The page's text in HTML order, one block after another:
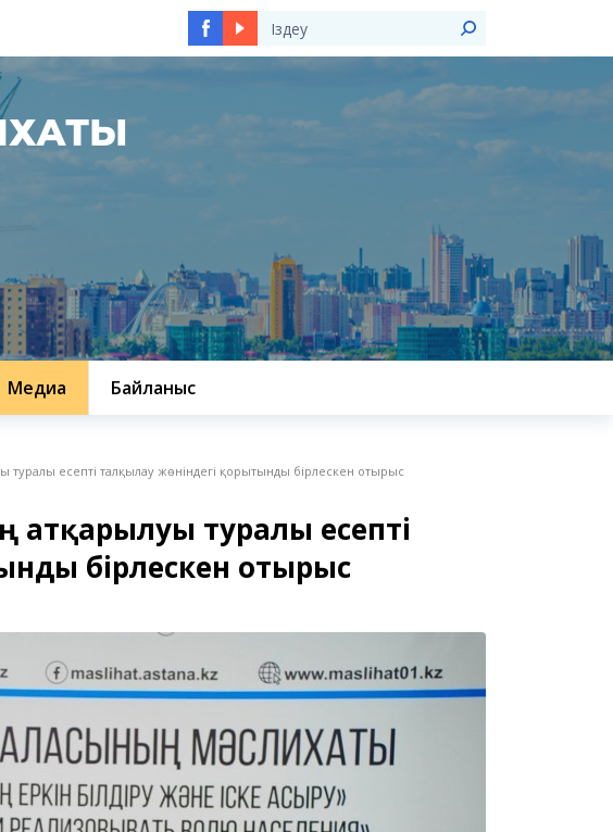
Медиа Байланыс
туралы есепті талқылау жөніндегі қорытынды бірлескен отырыс
атқарылуы туралы есепті
бірлескен отырыс